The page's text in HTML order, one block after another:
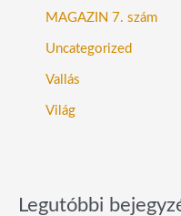
MAGAZIN 7. szám
Uncategorized
Vallás
Világ
Legutóbbi